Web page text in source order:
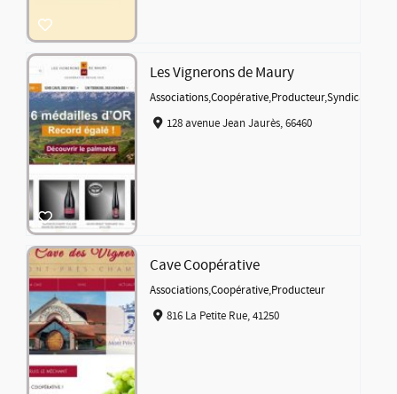
Les Vignerons de Maury
Associations,Coopérative,Producteur,Syndicat
128 avenue Jean Jaurès, 66460
Cave Coopérative
Associations,Coopérative,Producteur
816 La Petite Rue, 41250